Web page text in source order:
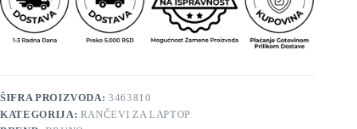
ŠIFRA PROIZVODA:3463810
KATEGORIJA: RANČEVI ZA LAPTOP